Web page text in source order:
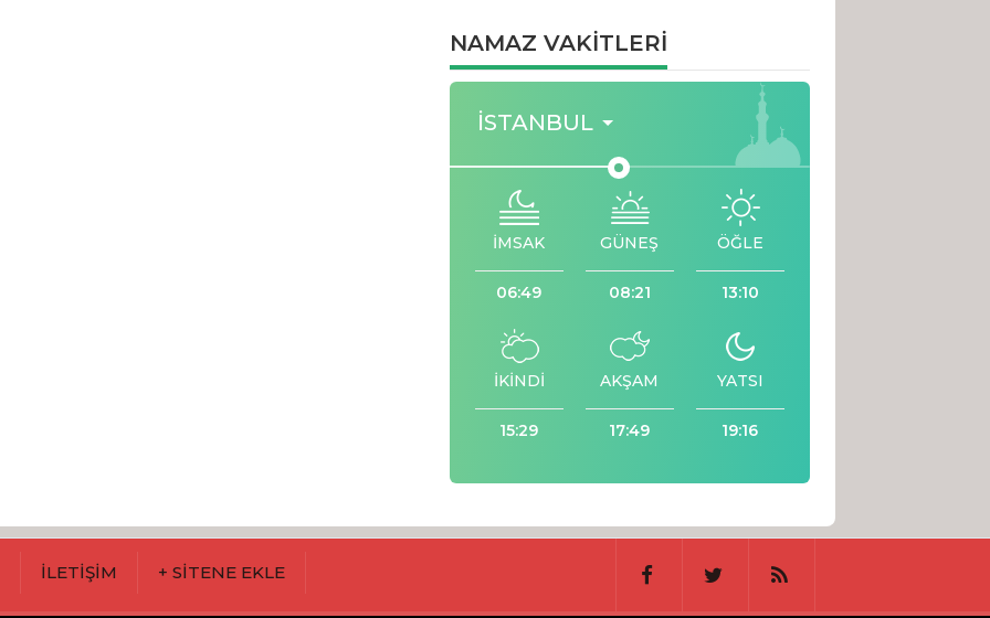
NAMAZ VAKİTLERİ
İSTANBUL
İMSAK
06:49
GÜNEŞ
08:21
ÖĞLE
13:10
İKİNDİ
15:29
AKŞAM
17:49
YATSI
19:16
İLETİŞİM + SİTENE EKLE